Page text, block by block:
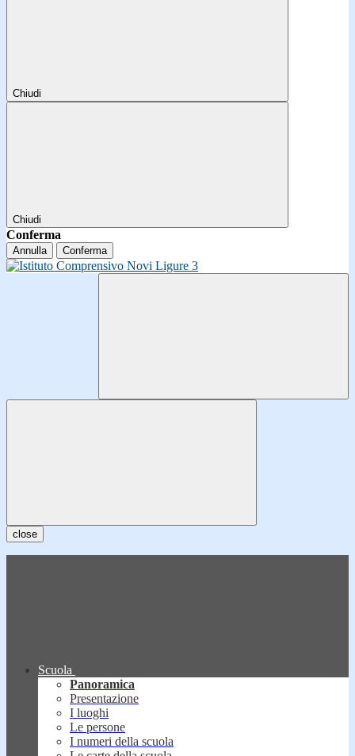
Chiudi
Chiudi
Conferma
Annulla Conferma
close
Scuola
Panoramica
Presentazione
I luoghi
Le persone
I numeri della scuola